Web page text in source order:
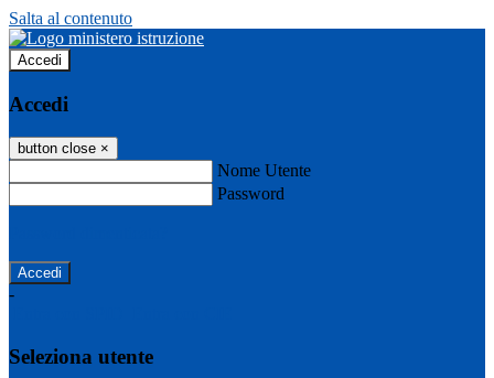
Salta al contenuto
Accedi
Accedi
button close ×
Nome Utente
Password
-
Seleziona utente